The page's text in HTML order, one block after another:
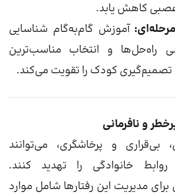
کاهش یابد.
آموزش گام‌به‌گام شناسایی
راه‌حل‌ها و انتخاب مناسب‌ترین
تصمیم‌گیری کودک را تقویت می‌کند.
و نافرمانی
بی‌قراری و پرخاشگری، می‌توانند
خانوادگی را تهدید کنند.
مدیریت این رفتارها شامل موارد